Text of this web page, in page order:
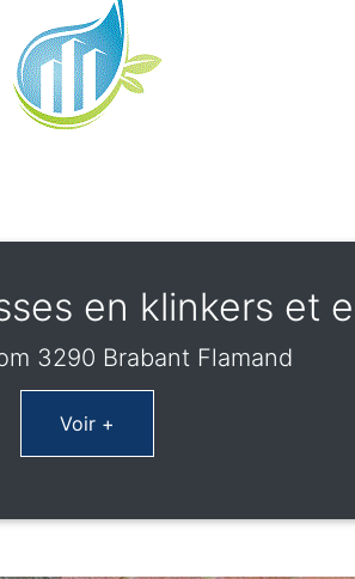
en klinkers et
3290 Brabant Flamand
Voir +